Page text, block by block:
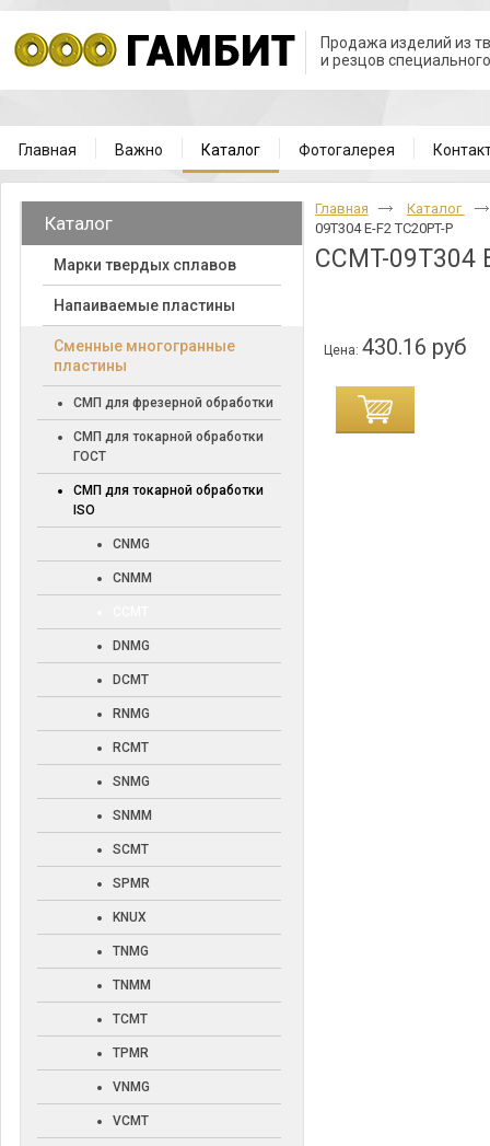
Продажа изделий из
и резцов
Главная Важно Каталог Фотогалерея
Каталог
Марки твердых сплавов
Напаиваемые пластины
Cменные многогранные
пластины
СМП для фрезерной обработки
СМП для токарной обработки
ГОСТ
СМП для токарной обработки
ISO
CNMG
CNMM
DNMG
DCMT
RNMG
RCMT
SNMG
SNMM
SCMT
SPMR
KNUX
TNMG
TNMM
TCMT
TPMR
VNMG
VCMT
Главная
Каталог
09T304 E-F2 TC20PT-P
CCMT-09T304
Цена:430.16 руб